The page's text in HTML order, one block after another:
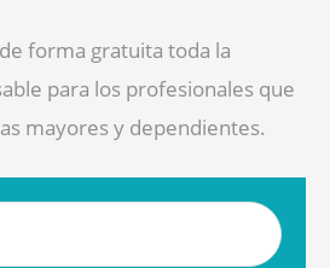
forma gratuita toda la
para los profesionales que
mayores y dependientes.